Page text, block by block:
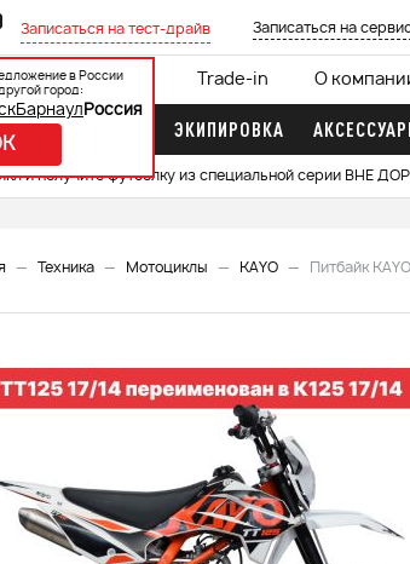
в России
город:
Барнаул Россия
Записаться на тест-драйв Записаться на
Кредит 0% Trade-in О
МОТОРЫ ЭКИПИРОВКА
и получите футболку из специальной серии ВНЕ
Техника Мотоциклы KAYO Питбайк